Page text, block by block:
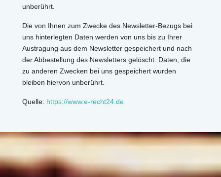
unberührt.
Die von Ihnen zum Zwecke des Newsletter-Bezugs bei
uns hinterlegten Daten werden von uns bis zu Ihrer
Austragung aus dem Newsletter gespeichert und nach
der Abbestellung des Newsletters gelöscht. Daten, die
zu anderen Zwecken bei uns gespeichert wurden
bleiben hiervon unberührt.
Quelle: https://www.e-recht24.de